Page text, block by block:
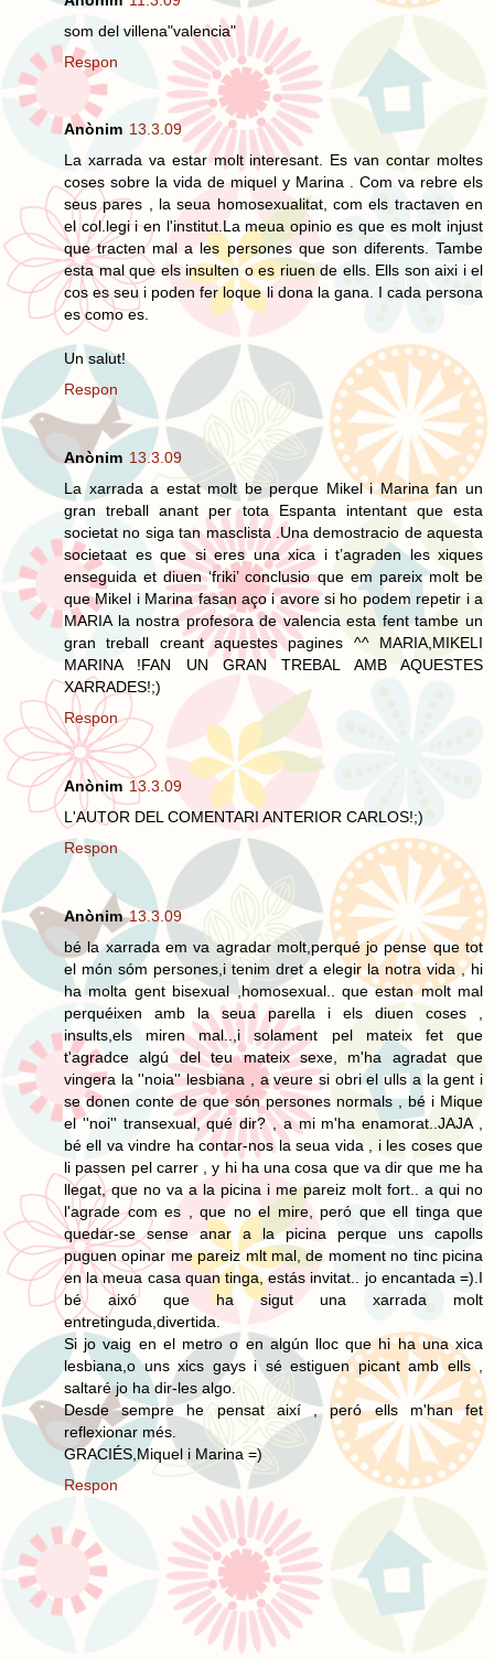
som del villena"valencia"
Respon
Anònim 13.3.09
La xarrada va estar molt interesant. Es van contar moltes
coses sobre la vida de miquel y Marina . Com va rebre els
seus pares , la seua homosexualitat, com els tractaven en
el col.legi i en l'institut.La meua opinio es que es molt injust
que tracten mal a les persones que son diferents. Tambe
esta mal que els insulten o es riuen de ells. Ells son aixi i el
cos es seu i poden fer loque li dona la gana. I cada persona
es como es.
Un salut!
Respon
Anònim 13.3.09
La xarrada a estat molt be perque Mikel i Marina fan un
gran treball anant per tota Espanta intentant que esta
societat no siga tan masclista .Una demostracio de aquesta
societaat es que si eres una xica i t’agraden les xiques
enseguida et diuen ‘friki’ conclusio que em pareix molt be
que Mikel i Marina fasan aço i avore si ho podem repetir i a
MARIA la nostra profesora de valencia esta fent tambe un
gran treball creant aquestes pagines ^^ MARIA,MIKELI
MARINA !FAN UN GRAN TREBAL AMB AQUESTES
XARRADES!;)
Respon
Anònim 13.3.09
L'AUTOR DEL COMENTARI ANTERIOR CARLOS!;)
Respon
Anònim 13.3.09
bé la xarrada em va agradar molt,perqué jo pense que tot
el món sóm persones,i tenim dret a elegir la notra vida , hi
ha molta gent bisexual ,homosexual.. que estan molt mal
perquéixen amb la seua parella i els diuen coses ,
insults,els miren mal..,i solament pel mateix fet que
t'agradce algú del teu mateix sexe, m'ha agradat que
vingera la ''noia'' lesbiana , a veure si obri el ulls a la gent i
se donen conte de que són persones normals , bé i Mique
el ''noi'' transexual, qué dir? , a mi m'ha enamorat..JAJA ,
bé ell va vindre ha contar-nos la seua vida , i les coses que
li passen pel carrer , y hi ha una cosa que va dir que me ha
llegat, que no va a la picina i me pareiz molt fort.. a qui no
l'agrade com es , que no el mire, peró que ell tinga que
quedar-se sense anar a la picina perque uns capolls
puguen opinar me pareiz mlt mal, de moment no tinc picina
en la meua casa quan tinga, estás invitat.. jo encantada =).I
bé aixó que ha sigut una xarrada molt
entretinguda,divertida.
Si jo vaig en el metro o en algún lloc que hi ha una xica
lesbiana,o uns xics gays i sé estiguen picant amb ells ,
saltaré jo ha dir-les algo.
Desde sempre he pensat així , peró ells m'han fet
reflexionar més.
GRACIÉS,Miquel i Marina =)
Respon